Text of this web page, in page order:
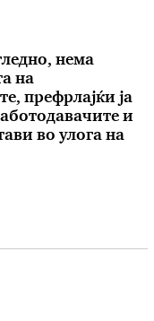
нема
на
префрлајќи ја
и
во улога на